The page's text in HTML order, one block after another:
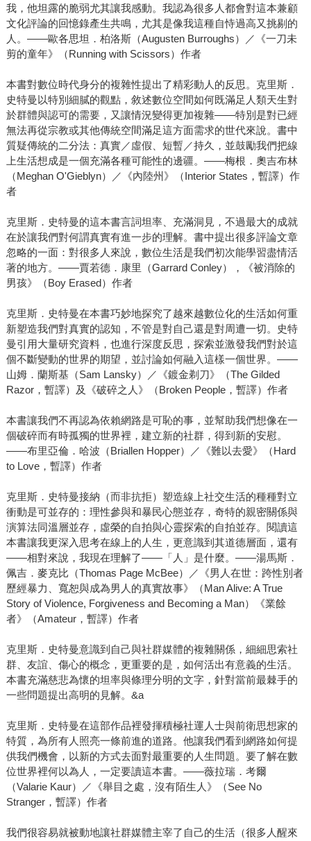
我，他坦露的脆弱尤其讓我感動。我認為很多人都會對這本兼顧
文化評論的回憶錄產生共鳴，尤其是像我這種自恃過高又挑剔的
人。——歐各思坦．柏洛斯（Augusten Burroughs）／《一刀未
剪的童年》（Running with Scissors）作者
本書對數位時代身分的複雜性提出了精彩動人的反思。克里斯．
史特曼以特別細膩的觀點，敘述數位空間如何既滿足人類天生對
於群體與認可的需要，又讓情況變得更加複雜——特別是對已經
無法再從宗教或其他傳統空間滿足這方面需求的世代來說。書中
質疑傳統的二分法：真實／虛假、短暫／持久，並鼓勵我們把線
上生活想成是一個充滿各種可能性的邊疆。——梅根．奧吉布林
（Meghan O'Gieblyn）／《內陸州》（Interior States，暫譯）作
者
克里斯．史特曼的這本書言詞坦率、充滿洞見，不過最大的成就
在於讓我們對何謂真實有進一步的理解。書中提出很多評論文章
忽略的一面：對很多人來說，數位生活是我們初次能學習盡情活
著的地方。——賈若德．康里（Garrard Conley），《被消除的
男孩》（Boy Erased）作者
克里斯．史特曼在本書巧妙地探究了越來越數位化的生活如何重
新塑造我們對真實的認知，不管是對自己還是對周遭一切。史特
曼引用大量研究資料，也進行深度反思，探索並激發我們對於這
個不斷變動的世界的期望，並討論如何融入這樣一個世界。——
山姆．蘭斯基（Sam Lansky）／《鍍金剃刀》（The Gilded
Razor，暫譯）及《破碎之人》（Broken People，暫譯）作者
本書讓我們不再認為依賴網路是可恥的事，並幫助我們想像在一
個破碎而有時孤獨的世界裡，建立新的社群，得到新的安慰。
——布里亞倫．哈波（Briallen Hopper）／《難以去愛》（Hard
to Love，暫譯）作者
克里斯．史特曼接納（而非抗拒）塑造線上社交生活的種種對立
衝動是可並存的：理性參與和暴民心態並存，奇特的親密關係與
演算法同溫層並存，虛榮的自拍與心靈探索的自拍並存。閱讀這
本書讓我更深入思考在線上的人生，更意識到其道德層面，還有
——相對來說，我現在理解了——「人」是什麼。——湯馬斯．
佩吉．麥克比（Thomas Page McBee）／《男人在世：跨性別者
歷經暴力、寬恕與成為男人的真實故事》（Man Alive: A True
Story of Violence, Forgiveness and Becoming a Man）《業餘
者》（Amateur，暫譯）作者
克里斯．史特曼意識到自己與社群媒體的複雜關係，細細思索社
群、友誼、傷心的概念，更重要的是，如何活出有意義的生活。
本書充滿慈悲為懷的坦率與條理分明的文字，針對當前最棘手的
一些問題提出高明的見解。&a
克里斯．史特曼在這部作品裡發揮積極社運人士與前衛思想家的
特質，為所有人照亮一條前進的道路。他讓我們看到網路如何提
供我們機會，以新的方式去面對最重要的人生問題。要了解在數
位世界裡何以為人，一定要讀這本書。——薇拉瑞．考爾
（Valarie Kaur）／《舉目之處，沒有陌生人》（See No
Stranger，暫譯）作者
我們很容易就被動地讓社群媒體主宰了自己的生活（很多人醒來